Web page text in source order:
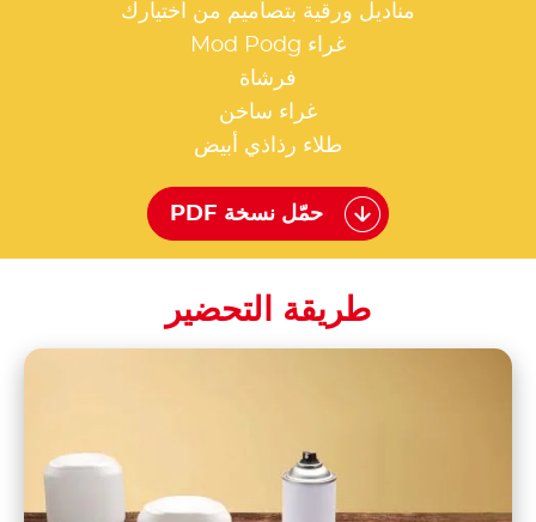
مناديل ورقية بتصاميم من اختيارك
غراء Mod Podg
فرشاة
غراء ساخن
طلاء رذاذي أبيض
حمّل نسخة PDF
طريقة التحضير